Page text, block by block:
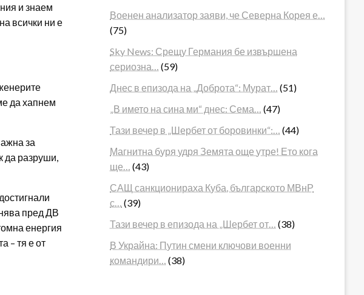
и знаем
всички ни е
да хапнем
за
да разруши,
пред ДВ
енергия
– тя е от
Военен анализатор заяви, че Северна Корея е…
(75)
Sky News: Срещу Германия бе извършена
сериозна…
(59)
Днес в епизода на „Доброта“: Мурат…
(51)
„В името на сина ми“ днес: Сема…
(47)
Тази вечер в „Шербет от боровинки“:…
(44)
Магнитна буря удря Земята още утре! Ето кога
ще…
(43)
САЩ санкционираха Куба, българското МВнР
с…
(39)
Тази вечер в епизода на „Шербет от…
(38)
В Украйна: Путин смени ключови военни
командири…
(38)